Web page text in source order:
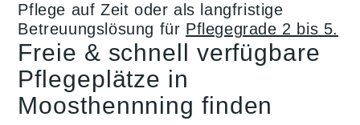
Pflege auf Zeit oder als langfristige
Betreuungslösung für Pflegegrade 2 bis 5.
Freie & schnell verfügbare
Pflegeplätze in
Moosthennning finden